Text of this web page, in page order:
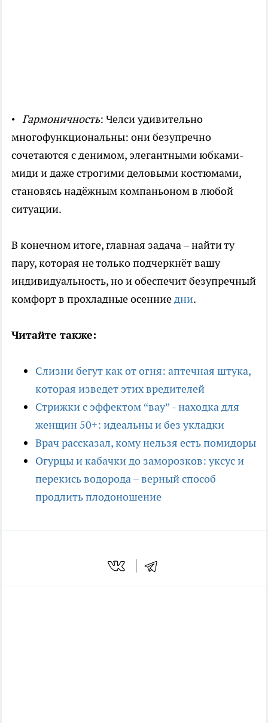
• Гармоничность: Челси удивительно
многофункциональны: они безупречно
сочетаются с денимом, элегантными юбками-
миди и даже строгими деловыми костюмами,
становясь надёжным компаньоном в любой
ситуации.
В конечном итоге, главная задача – найти ту
пару, которая не только подчеркнёт вашу
индивидуальность, но и обеспечит безупречный
комфорт в прохладные осенниедни.
Читайте также:
Слизни бегут как от огня: аптечная штука,
которая изведет этих вредителей
Стрижки с эффектом “вау” - находка для
женщин 50+: идеальны и без укладки
Врач рассказал, кому нельзя есть помидоры
Огурцы и кабачки до заморозков: уксус и
перекись водорода – верный способ
продлить плодоношение